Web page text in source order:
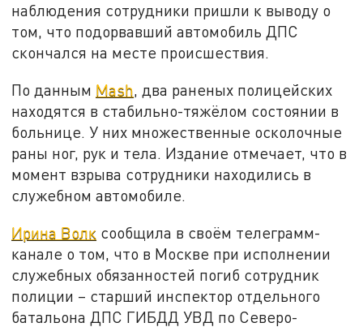
наблюдения сотрудники пришли к выводу о
том, что подорвавший автомобиль ДПС
скончался на месте происшествия.
По данным Mash, два раненых полицейских
находятся в стабильно-тяжёлом состоянии в
больнице. У них множественные осколочные
раны ног, рук и тела. Издание отмечает, что в
момент взрыва сотрудники находились в
служебном автомобиле.
Ирина Волк сообщила в своём телеграмм-
канале о том, что в Москве при исполнении
служебных обязанностей погиб сотрудник
полиции – старший инспектор отдельного
батальона ДПС ГИБДД УВД по Северо-